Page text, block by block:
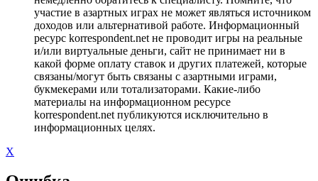
участие в азартных играх не может являться источником
доходов или альтернативой работе. Информационный
ресурс korrespondent.net не проводит игры на реальные
и/или виртуальные деньги, сайт не принимает ни в
какой форме оплату ставок и других платежей, которые
связаны/могут быть связаны с азартными играми,
букмекерами или тотализаторами. Какие-либо
материалы на информационном ресурсе
korrespondent.net публикуются исключительно в
информационных целях.
X